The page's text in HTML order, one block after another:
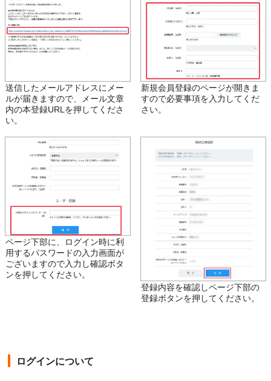
送信したメールアドレスにメー
ルが届きますので、メール文章
内の本登録URLを押してくださ
い。
新規会員登録のページが開きま
すので必要事項を入力してくだ
さい。
ページ下部に、ログイン時に利
用するパスワードの入力画面が
ございますので入力し確認ボタ
ンを押してください。
登録内容を確認しページ下部の
登録ボタンを押してください。
ログインについて